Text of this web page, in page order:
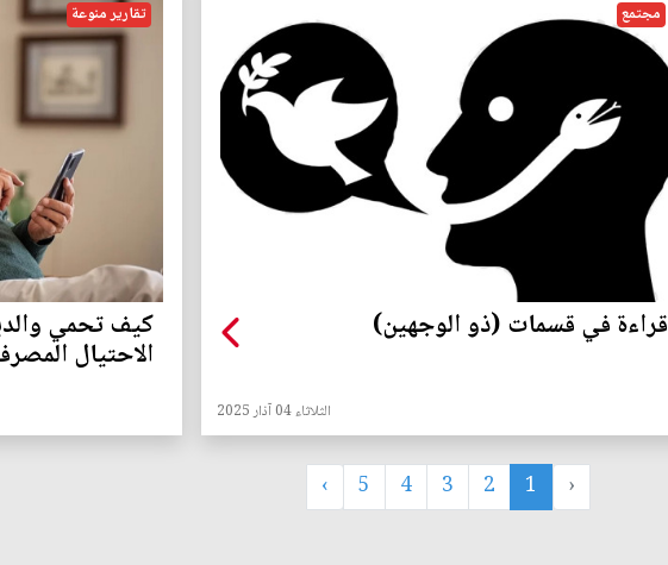
مجتمع
قراءة في قسمات (ذو الوجهين)
الثلاثاء 04 آذار 2025
تقارير منوعة
كيف تحمي
الاحتيال
‹
1
2
3
4
5
›